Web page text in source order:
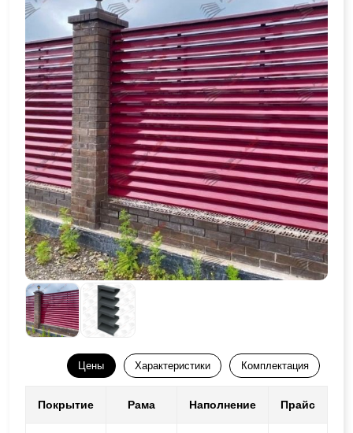
Цены Характеристики Комплектация
Покрытие Рама Наполнение Прайс